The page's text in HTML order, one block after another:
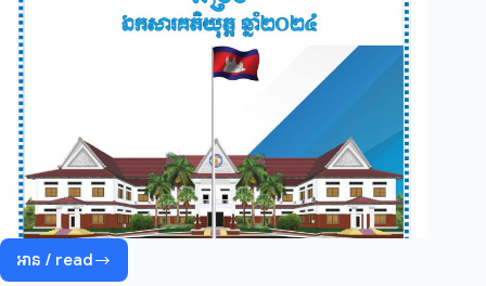
អាន / read
កម្រង